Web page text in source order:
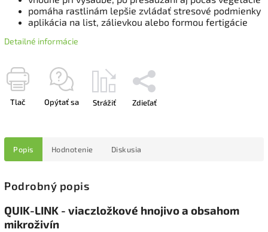
pomáha rastlinám lepšie zvládať stresové podmienky
aplikácia na list, zálievkou alebo formou fertigácie
Detailné informácie
Tlač Opýtať sa Strážiť Zdieľať
Popis Hodnotenie Diskusia
Podrobný popis
QUIK-LINK - viaczložkové hnojivo a obsahom
mikroživín